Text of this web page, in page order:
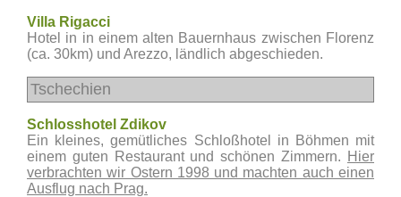
Villa Rigacci
Hotel in in einem alten Bauernhaus zwischen Florenz
(ca. 30km) und Arezzo, ländlich abgeschieden.
Tschechien
Schlosshotel Zdikov
Ein kleines, gemütliches Schloßhotel in Böhmen mit
einem guten Restaurant und schönen Zimmern.
Hier
verbrachten wir Ostern 1998 und machten auch einen
Ausflug nach Prag.